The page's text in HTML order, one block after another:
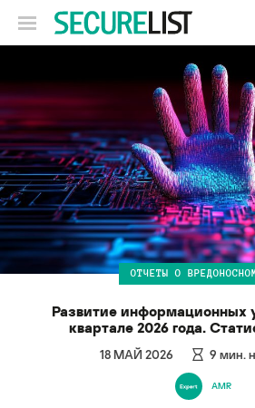
ОТЧЕТЫ О
Развитие информационных
квартале 2026 года.
18 МАЙ 2026 9 мин.
AMR